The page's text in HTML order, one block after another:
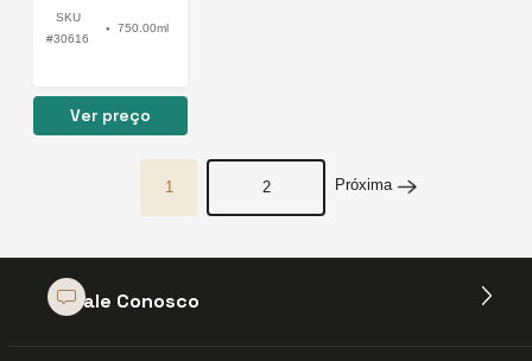
SKU
#30616
● 750.00ml
Ver preço
1 2 Próxima
Fale Conosco